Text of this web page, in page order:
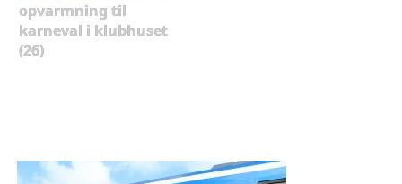
opvarmning til
karneval i klubhuset
(26)